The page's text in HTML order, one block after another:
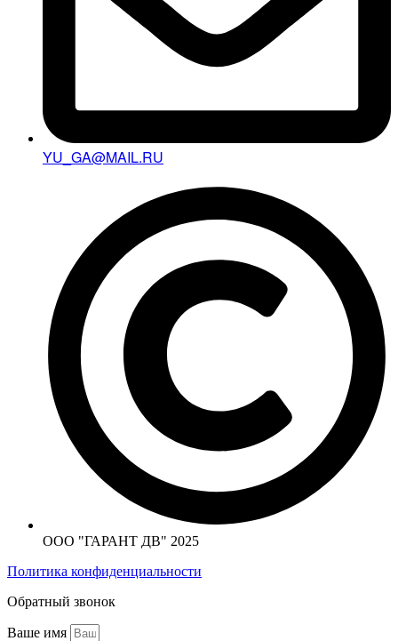
YU_GA@MAIL.RU
ООО "ГАРАНТ ДВ" 2025
Политика конфиденциальности
Обратный звонок
Ваше имя